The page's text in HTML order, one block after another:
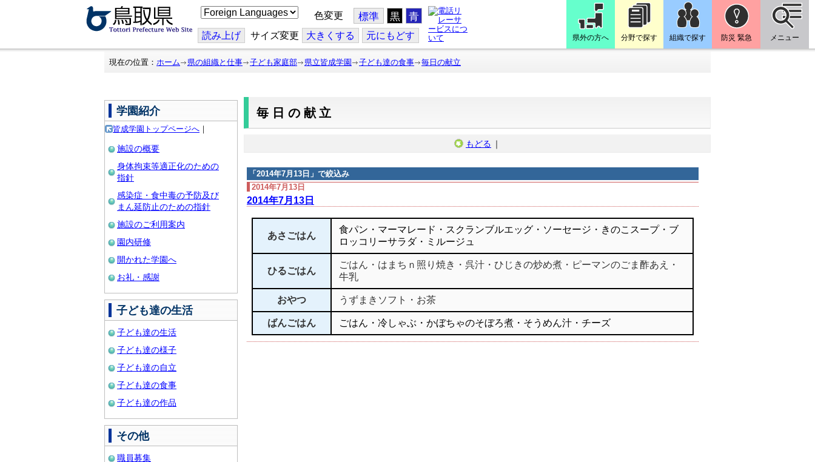
こ
の
ジ
を
翻
色変更 標準 黒 青
読み上げ サイズ変更 大きくする 元にもどす 県外の方へ 分野で探す 組織で探す 防災 緊急 メニュー
現在の位置： ホーム 県の組織と仕事 子ども家庭部 県立皆成学園 子ども達の食事 毎日の献立
学園紹介
皆成学園トップページへ ｜
施設の概要
身体拘束等適正化のための
指針
感染症・食中毒の予防及び
まん延防止のための指針
施設のご利用案内
園内研修
開かれた学園へ
お礼・感謝
子ども達の生活
子ども達の生活
子ども達の様子
子ども達の自立
子ども達の食事
子ども達の作品
その他
職員募集
毎日の献立
もどる ｜
「 2014年7月13日 」で絞込み
2014年7月13日
2014年7月13日
あさごはん
食パン・マーマレード・スクランブルエッグ・ソーセージ・きのこスープ・ブ
ロッコリーサラダ・ミルージュ
ひるごはん
ごはん・はまちｎ照り焼き・呉汁・ひじきの炒め煮・ピーマンのごま酢あえ・
牛乳
おやつ うずまきソフト・お茶
ばんごはん ごはん・冷しゃぶ・かぼちゃのそぼろ煮・そうめん汁・チーズ